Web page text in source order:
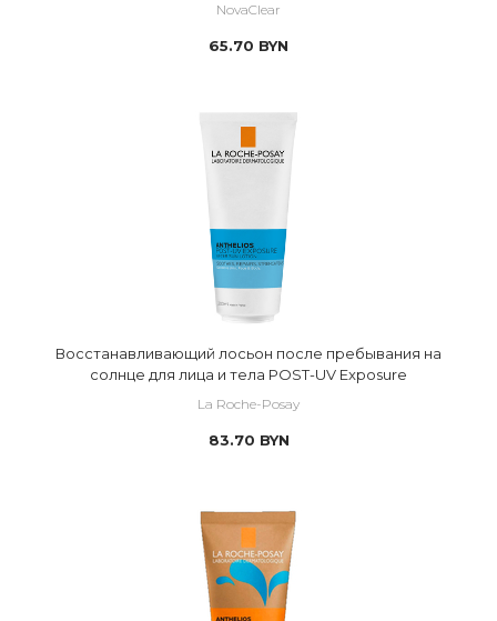
NovaClear
65.70 BYN
Восстанавливающий лосьон после пребывания на
солнце для лица и тела POST-UV Exposure
La Roche-Posay
83.70 BYN